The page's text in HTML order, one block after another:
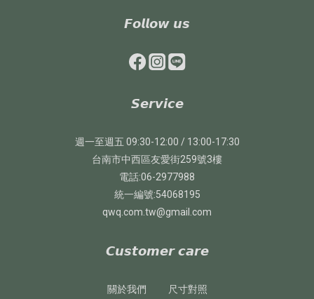
𝙁𝙤𝙡𝙡𝙤𝙬 𝙪𝙨
𝙎𝙚𝙧𝙫𝙞𝙘𝙚
週一至週五 09:30-12:00 / 13:00-17:30
台南市中西區友愛街259號3樓
電話:06-2977988
統一編號:54068195
qwq.com.tw@gmail.com
𝘾𝙪𝙨𝙩𝙤𝙢𝙚𝙧 𝙘𝙖𝙧𝙚
關於我們
尺寸對照